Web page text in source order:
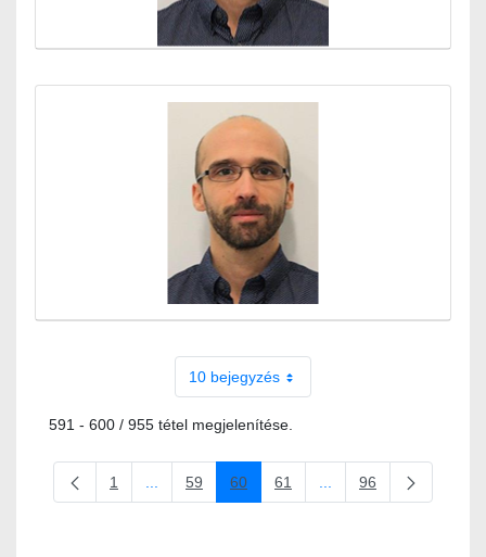
10 bejegyzés
591 - 600 / 955 tétel megjelenítése.
Oldal
1 Köztes oldalak Navigáljon a TAB billentyűvel.
Oldal
59 Oldal
60 Oldal
61 Köztes oldalak
Oldal
96